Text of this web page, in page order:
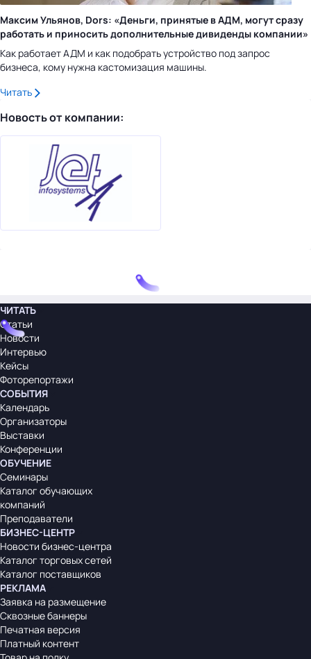
Максим Ульянов, Dors: «Деньги, принятые в АДМ, могут сразу
работать и приносить дополнительные дивиденды компании»
Как работает АДМ и как подобрать устройство под запрос
бизнеса, кому нужна кастомизация машины.
Читать
Новость от компании:
ЧИТАТЬ
Статьи
Новости
Интервью
Кейсы
Фоторепортажи
СОБЫТИЯ
Календарь
Организаторы
Выставки
Конференции
ОБУЧЕНИЕ
Семинары
Каталог обучающих
компаний
Преподаватели
БИЗНЕС-ЦЕНТР
Новости бизнес-центра
Каталог торговых сетей
Каталог поставщиков
РЕКЛАМА
Заявка на размещение
Сквозные баннеры
Печатная версия
Платный контент